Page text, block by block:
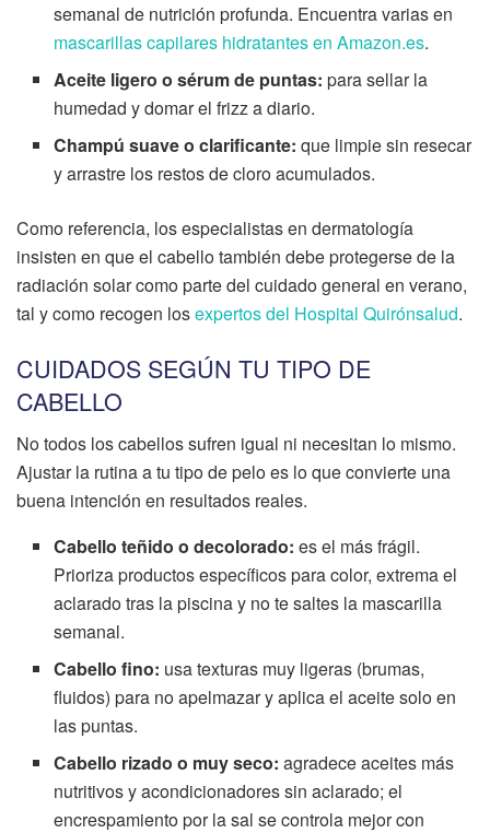
semanal de nutrición profunda. Encuentra varias en
mascarillas capilares hidratantes en Amazon.es.
Aceite ligero o sérum de puntas: para sellar la
humedad y domar el frizz a diario.
Champú suave o clarificante: que limpie sin resecar
y arrastre los restos de cloro acumulados.
Como referencia, los especialistas en dermatología
insisten en que el cabello también debe protegerse de la
radiación solar como parte del cuidado general en verano,
tal y como recogen losexpertos del Hospital Quirónsalud.
CUIDADOS SEGÚN TU TIPO DE
CABELLO
No todos los cabellos sufren igual ni necesitan lo mismo.
Ajustar la rutina a tu tipo de pelo es lo que convierte una
buena intención en resultados reales.
Cabello teñido o decolorado: es el más frágil.
Prioriza productos específicos para color, extrema el
aclarado tras la piscina y no te saltes la mascarilla
semanal.
Cabello fino: usa texturas muy ligeras (brumas,
fluidos) para no apelmazar y aplica el aceite solo en
las puntas.
Cabello rizado o muy seco: agradece aceites más
nutritivos y acondicionadores sin aclarado; el
encrespamiento por la sal se controla mejor con